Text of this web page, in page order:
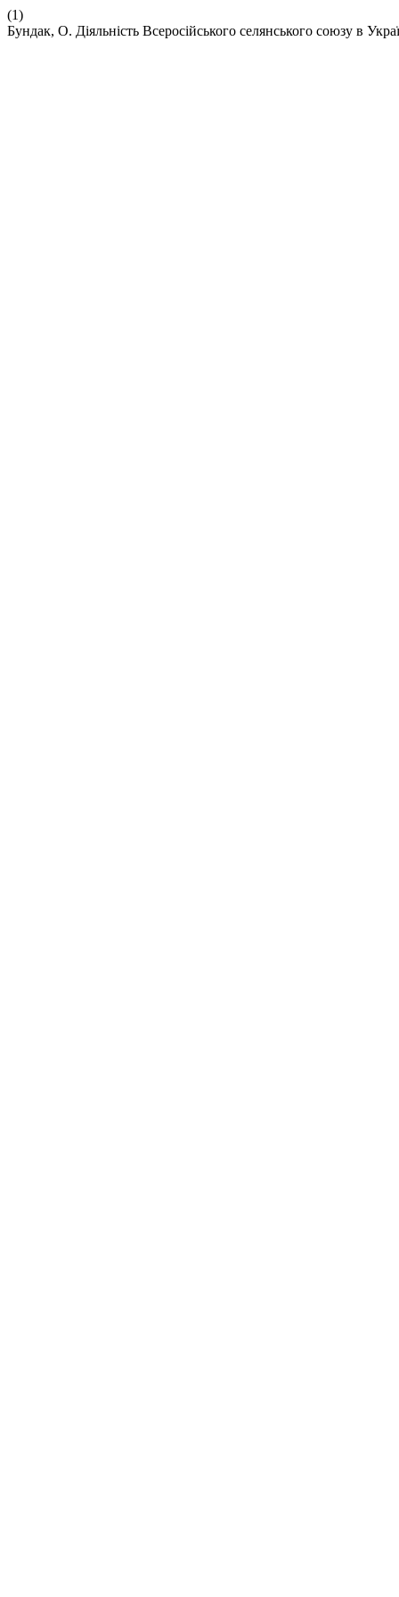
(1)
Бундак, О. Діяльність Всеросійського селянського союзу в